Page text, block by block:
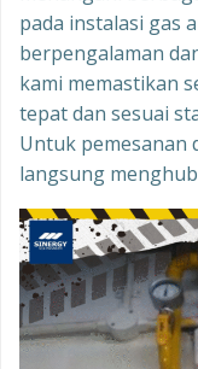
pada instalasi gas
berpengalaman
kami memastikan
tepat dan sesuai
Untuk pemesanan
langsung